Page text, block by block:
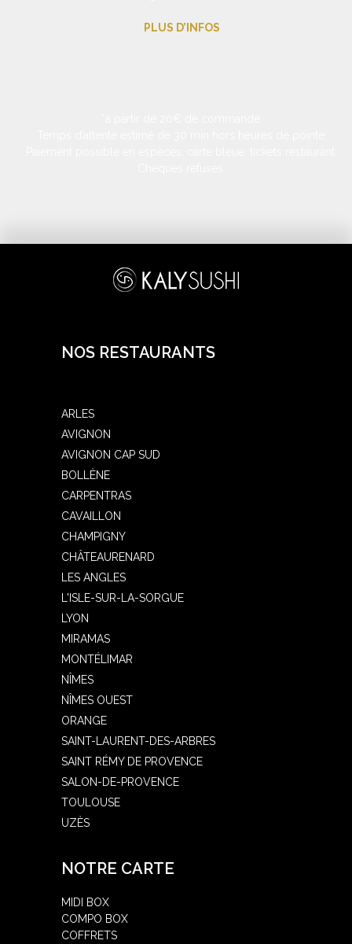
PLUS D’INFOS
NOS RESTAURANTS
ARLES
AVIGNON
AVIGNON CAP SUD
BOLLÈNE
CARPENTRAS
CAVAILLON
CHAMPIGNY
CHÂTEAURENARD
LES ANGLES
L'ISLE-SUR-LA-SORGUE
LYON
MIRAMAS
MONTÉLIMAR
NÎMES
NÎMES OUEST
ORANGE
SAINT-LAURENT-DES-ARBRES
SAINT RÉMY DE PROVENCE
SALON-DE-PROVENCE
TOULOUSE
UZÈS
NOTRE CARTE
MIDI BOX
COMPO BOX
COFFRETS